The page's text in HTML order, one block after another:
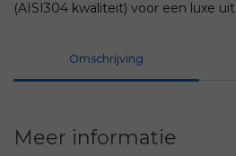
(AISI304 kwaliteit) voor een luxe
Omschrijving
Meer informatie